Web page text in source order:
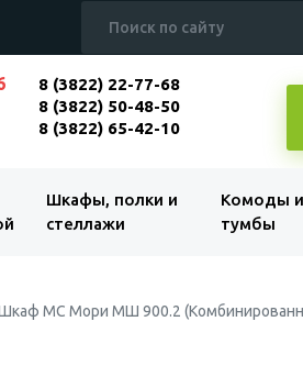
8 (3822) 22-77-68
8 (3822) 50-48-50
8 (3822) 65-42-10
Шкафы, полки и
стеллажи
Комоды и
тумбы
МС Мори МШ 900.2